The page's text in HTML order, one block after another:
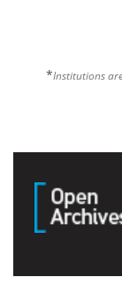
*Institutions